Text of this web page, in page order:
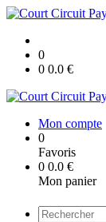
0
0 0.0 €
Mon compte
0
Favoris
0 0.0 €
Mon panier